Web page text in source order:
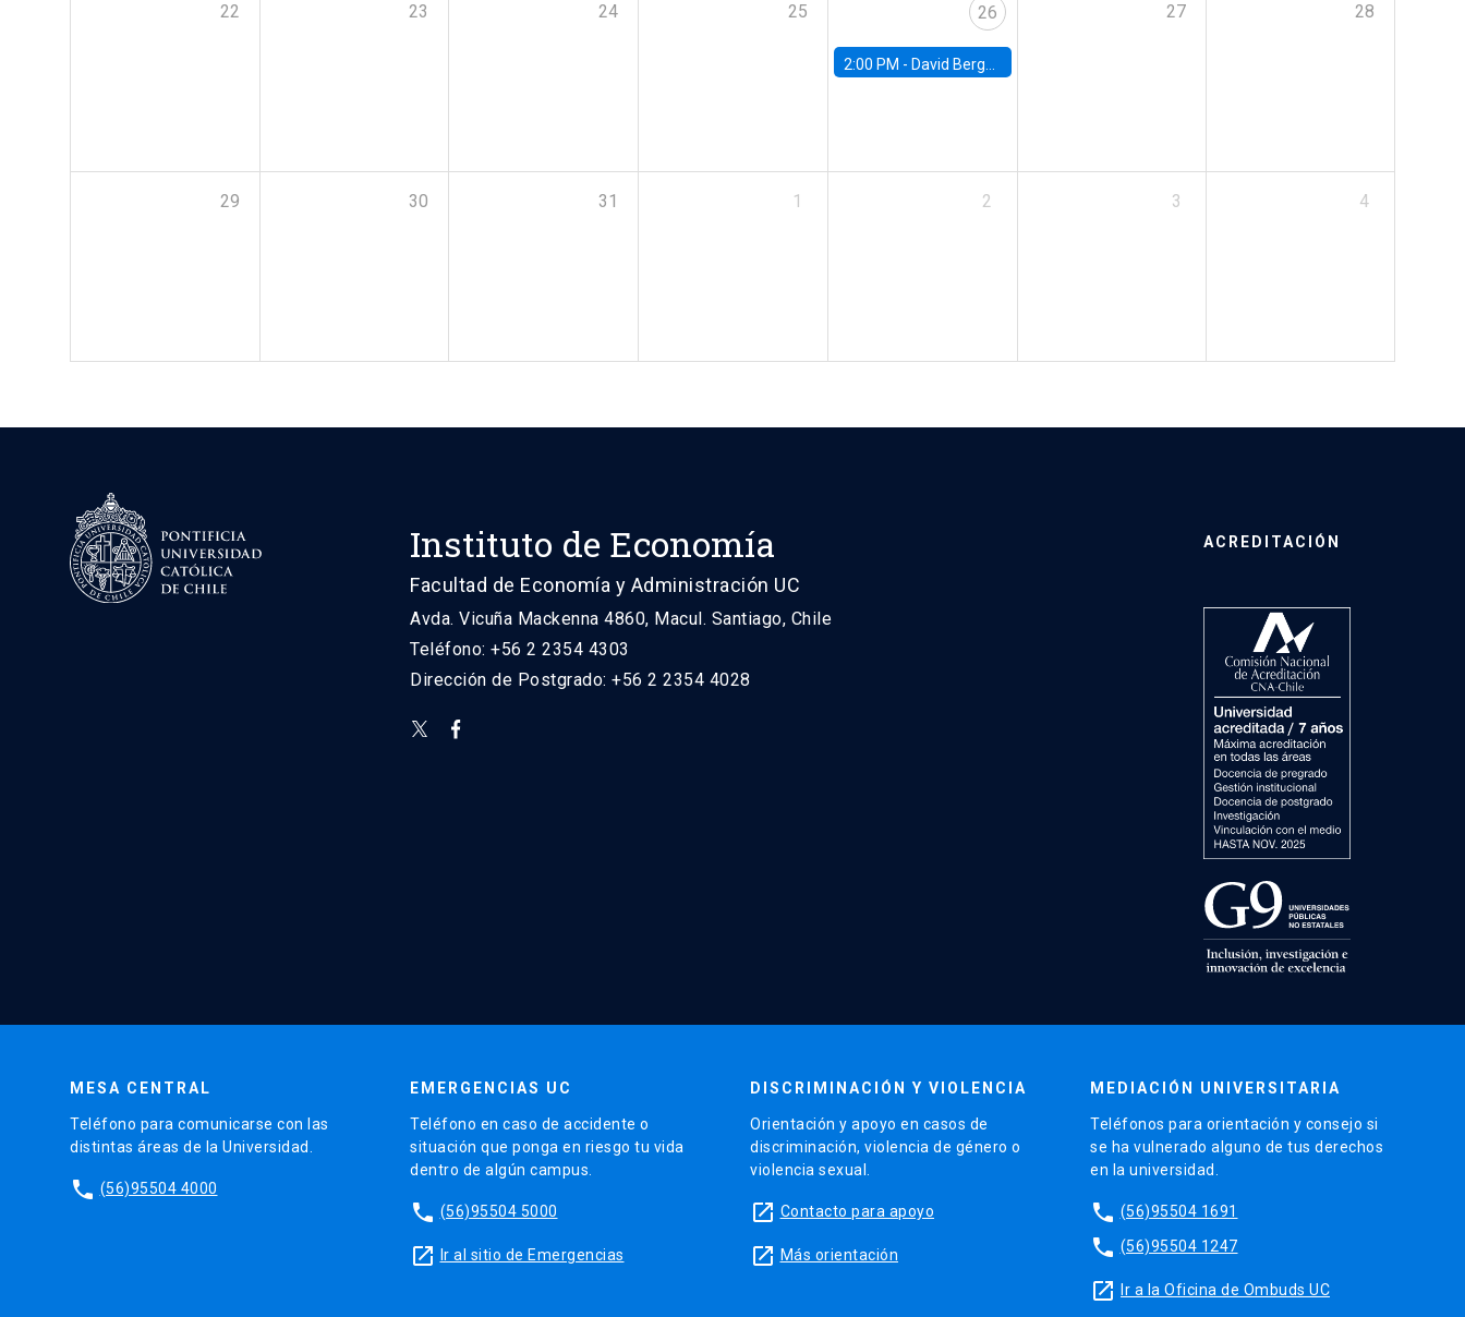
22 23 24 25 26
2:00 PM - David Berger, Duke
27 28
29 30 31 1 2 3 4
Instituto de Economía
Facultad de Economía y Administración UC
Avda. Vicuña Mackenna 4860, Macul. Santiago, Chile
Teléfono: +56 2 2354 4303
Dirección de Postgrado: +56 2 2354 4028
ACREDITACIÓN
MESA CENTRAL
Teléfono para comunicarse con las
distintas áreas de la Universidad.
phone (56)95504 4000
EMERGENCIAS UC
Teléfono en caso de accidente o
situación que ponga en riesgo tu vida
dentro de algún campus.
phone (56)95504 5000
launch Ir al sitio de Emergencias
DISCRIMINACIÓN Y VIOLENCIA
Orientación y apoyo en casos de
discriminación, violencia de género o
violencia sexual.
launch Contacto para apoyo
launch Más orientación
MEDIACIÓN UNIVERSITARIA
Teléfonos para orientación y consejo si
se ha vulnerado alguno de tus derechos
en la universidad.
phone (56)95504 1691
phone (56)95504 1247
launch Ir a la Oficina de Ombuds UC